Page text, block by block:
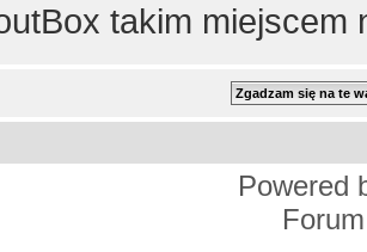
takim miejscem
Powered